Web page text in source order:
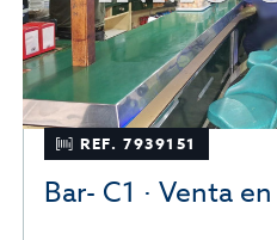
REF. 7939151
Bar- C1 · Venta